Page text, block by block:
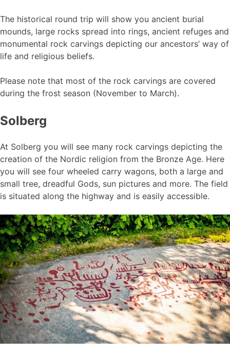
The historical round trip will show you ancient burial
mounds, large rocks spread into rings, ancient refuges and
monumental rock carvings depicting our ancestors’ way of
life and religious beliefs.
Please note that most of the rock carvings are covered
during the frost season (November to March).
Solberg
At Solberg you will see many rock carvings depicting the
creation of the Nordic religion from the Bronze Age. Here
you will see four wheeled carry wagons, both a large and
small tree, dreadful Gods, sun pictures and more. The field
is situated along the highway and is easily accessible.